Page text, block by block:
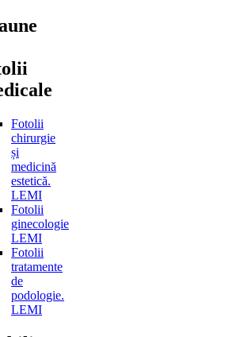
Fotolii
chirurgie
și
medicină
estetică.
LEMI
Fotolii
ginecologie
LEMI
Fotolii
tratamente
de
podologie.
LEMI